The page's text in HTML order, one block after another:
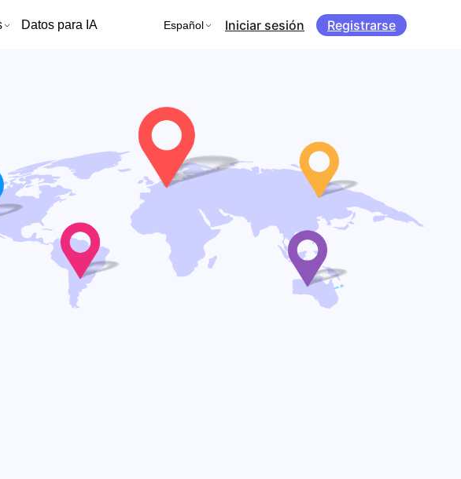
Datos para IA Español Iniciar sesión Registrarse